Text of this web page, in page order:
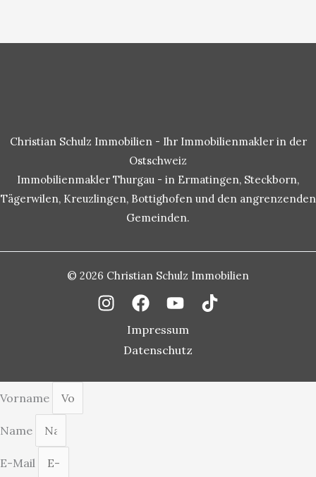
Christian Schulz Immobilien - Ihr Immobilienmakler in der
Ostschweiz
Immobilienmakler Thurgau - in Ermatingen, Steckborn,
Tägerwilen, Kreuzlingen, Bottighofen und den angrenzenden
Gemeinden.
© 2026 Christian Schulz Immobilien
Impressum
Datenschutz
Vorname
Name
E-Mail